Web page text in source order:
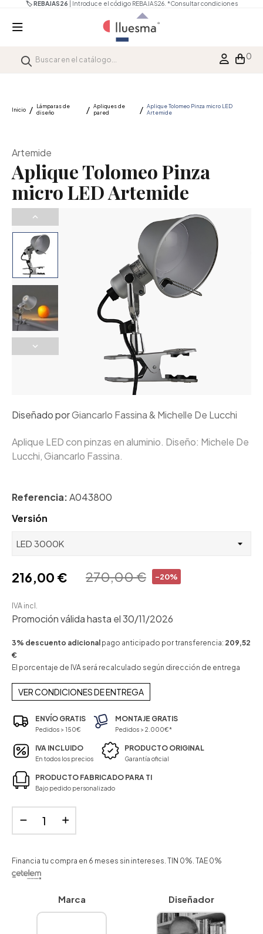
🏷️ REBAJAS26 | Introduce el código REBAJAS26. *Consultar condiciones
0
Inicio
Lámparas de
diseño
Apliques de
pared
Aplique Tolomeo Pinza micro LED
Artemide
Artemide
Aplique Tolomeo Pinza
micro LED Artemide
Diseñado porGiancarlo Fassina & Michelle De Lucchi
Aplique LED con pinzas en aluminio. Diseño: Michele De
Lucchi, Giancarlo Fassina.
Referencia:A043800
Versión
-20%
270,00 €
216,00 €
IVA incl.
Promoción válida hasta el 30/11/2026
3% descuento adicional pago anticipado por transferencia: 209,52
€
El porcentaje de IVA será recalculado según dirección de entrega
VER CONDICIONES DE ENTREGA
ENVÍO GRATIS
Pedidos > 150€
MONTAJE GRATIS
Pedidos > 2.000€*
IVA INCLUIDO
En todos los precios
PRODUCTO ORIGINAL
Garantía oficial
PRODUCTO FABRICADO PARA TI
Bajo pedido personalizado
Financia tu compra en 6 meses sin intereses. TIN 0%. TAE 0%
Marca Diseñador